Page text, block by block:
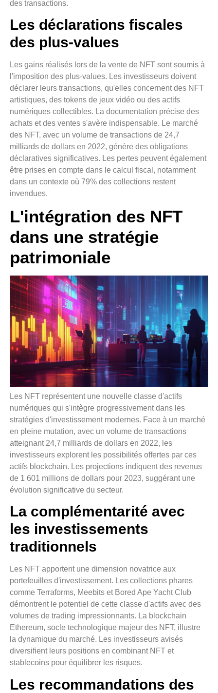
des transactions.
Les déclarations fiscales
des plus-values
Les gains réalisés lors de la vente de NFT sont soumis à
l'imposition des plus-values. Les investisseurs doivent
déclarer leurs transactions, qu'elles concernent des NFT
artistiques, des tokens de jeux vidéo ou des actifs
numériques collectibles. La documentation précise des
achats et des ventes s'avère indispensable. Le marché
des NFT, avec un volume de transactions de 24,7
milliards de dollars en 2022, génère des obligations
déclaratives significatives. Les pertes peuvent également
être prises en compte dans le calcul fiscal, notamment
dans un contexte où 79% des collections restent
invendues.
L'intégration des NFT
dans une stratégie
patrimoniale
Les NFT représentent une nouvelle classe d'actifs
numériques qui s'intègre progressivement dans les
stratégies d'investissement modernes. Face à un marché
en pleine mutation, avec un volume de transactions
atteignant 24,7 milliards de dollars en 2022, les
investisseurs explorent les possibilités offertes par ces
actifs blockchain. Les projections indiquent des revenus
de 1 601 millions de dollars pour 2023, suggérant une
évolution significative du secteur.
La complémentarité avec
les investissements
traditionnels
Les NFT apportent une dimension novatrice aux
portefeuilles d'investissement. Les collections phares
comme Terraforms, Meebits et Bored Ape Yacht Club
démontrent le potentiel de cette classe d'actifs avec des
volumes de trading impressionnants. La blockchain
Ethereum, socle technologique majeur des NFT, illustre
la dynamique du marché. Les investisseurs avisés
diversifient leurs positions en combinant NFT et
stablecoins pour équilibrer les risques.
Les recommandations des